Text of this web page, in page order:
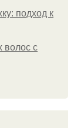
подход к
волос с